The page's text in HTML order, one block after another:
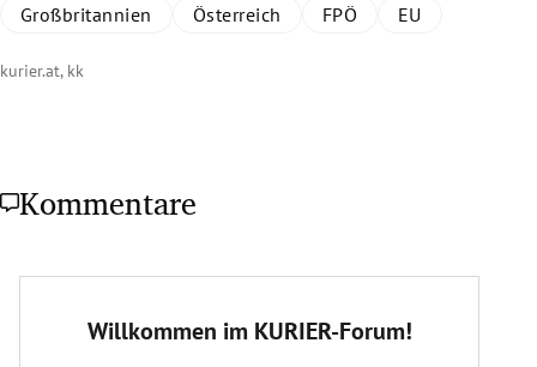
Großbritannien Österreich FPÖ EU
kurier.at, kk
Kommentare